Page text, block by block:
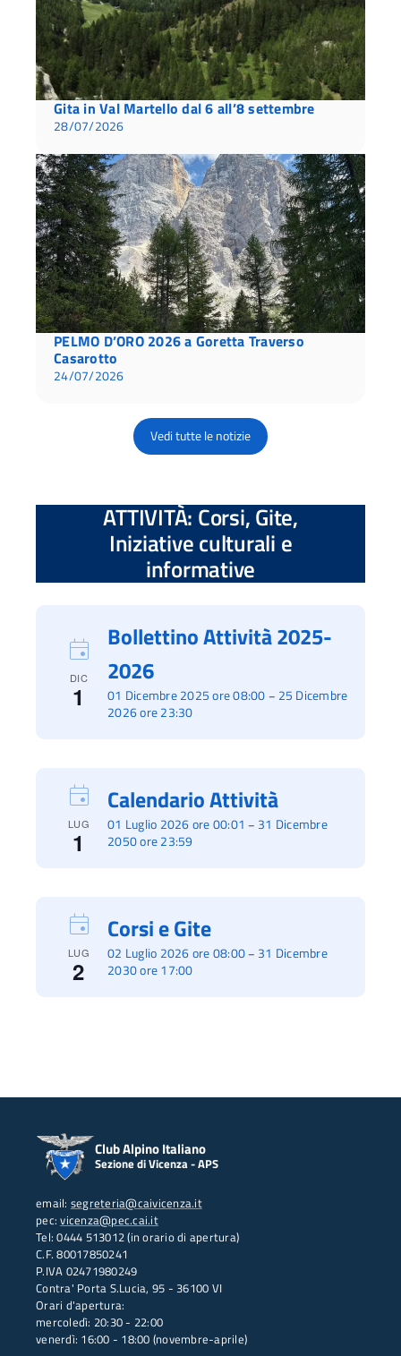
Gita in Val Martello dal 6 all’8 settembre
28/07/2026
PELMO D’ORO 2026 a Goretta Traverso
Casarotto
24/07/2026
Vedi tutte le notizie
ATTIVITÀ: Corsi, Gite,
Iniziative culturali e
informative
DIC
1 01 Dicembre 2025 ore 08:00 – 25 Dicembre
2026 ore 23:30
Bollettino Attività 2025-
2026
LUG
1
01 Luglio 2026 ore 00:01 – 31 Dicembre
2050 ore 23:59
Calendario Attività
LUG
2
02 Luglio 2026 ore 08:00– 31 Dicembre
2030 ore 17:00
Corsi e Gite
Club Alpino Italiano
Sezione di Vicenza - APS
email: segreteria@caivicenza.it
pec:vicenza@pec.cai.it
Tel: 0444 513012 (in orario di apertura)
C.F. 80017850241
P.IVA 02471980249
Contra' Porta S.Lucia, 95 - 36100 VI
Orari d'apertura:
mercoledì: 20:30 - 22:00
venerdì: 16:00 - 18:00 (novembre-aprile)